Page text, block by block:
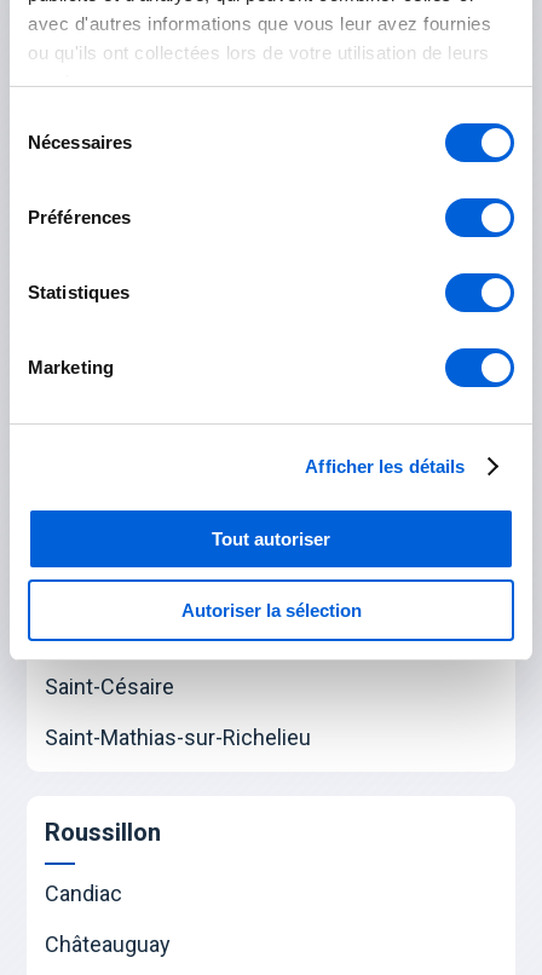
avec d'autres informations que vous leur avez fournies
ou qu'ils ont collectées lors de votre utilisation de leurs
services.
Nécessaires
Préférences
Statistiques
Marketing
Afficher les détails
Tout autoriser
Autoriser la sélection
Les Jardins-de-Napierville
Napierville
Brossard
Rouville
Marieville
Saint-Césaire
Saint-Mathias-sur-Richelieu
Roussillon
Candiac
Châteauguay